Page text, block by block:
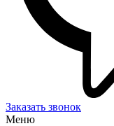
Заказать звонок
Меню